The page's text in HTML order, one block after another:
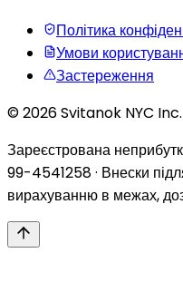
Політика
Умови
Застереження
© 2026 Svitanok NYC Inc.
Зареєстрована
99-4541258 · Внески
вирахуванню в межах,